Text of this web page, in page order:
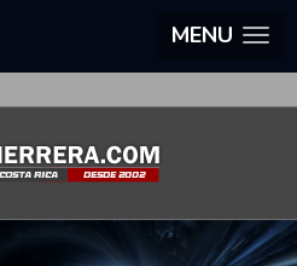
MENU